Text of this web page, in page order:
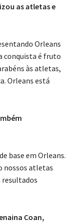
as atletas e
Orleans
conquista é fruto
às atletas,
Orleans está
base em Orleans.
nossos atletas
resultados
Coan,